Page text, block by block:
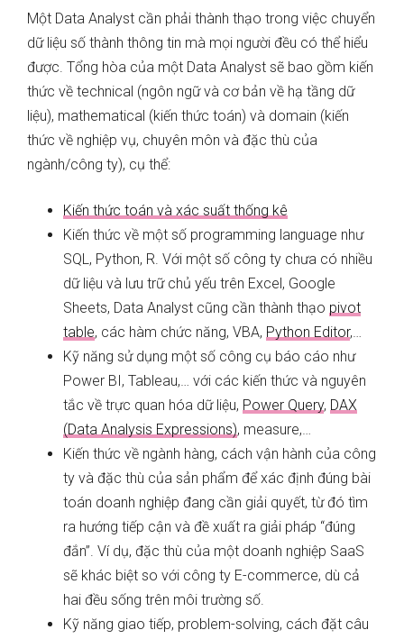
Một Data Analyst cần phải thành thạo trong việc chuyển
dữ liệu số thành thông tin mà mọi người đều có thể hiểu
được. Tổng hòa của một Data Analyst sẽ bao gồm kiến
thức về technical (ngôn ngữ và cơ bản về hạ tầng dữ
liệu), mathematical (kiến thức toán) và domain (kiến
thức về nghiệp vụ, chuyên môn và đặc thù của
ngành/công ty), cụ thể:
Kiến thức toán và xác suất thống kê
Kiến thức về một số programming language như
SQL, Python, R. Với một số công ty chưa có nhiều
dữ liệu và lưu trữ chủ yếu trên Excel, Google
Sheets, Data Analyst cũng cần thành thạo pivot
table, các hàm chức năng, VBA, Python Editor,…
Kỹ năng sử dụng một số công cụ báo cáo như
Power BI, Tableau,… với các kiến thức và nguyên
tắc về trực quan hóa dữ liệu, Power Query, DAX
(Data Analysis Expressions), measure,…
Kiến thức về ngành hàng, cách vận hành của công
ty và đặc thù của sản phẩm để xác định đúng bài
toán doanh nghiệp đang cần giải quyết, từ đó tìm
ra hướng tiếp cận và đề xuất ra giải pháp “đúng
đắn”. Ví dụ, đặc thù của một doanh nghiệp SaaS
sẽ khác biệt so với công ty E-commerce, dù cả
hai đều sống trên môi trường số.
Kỹ năng giao tiếp, problem-solving, cách đặt câu